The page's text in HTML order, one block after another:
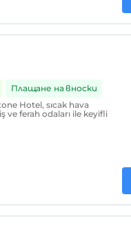
Плащане на вноски
Hotel, sıcak hava
ve ferah odaları ile keyifli